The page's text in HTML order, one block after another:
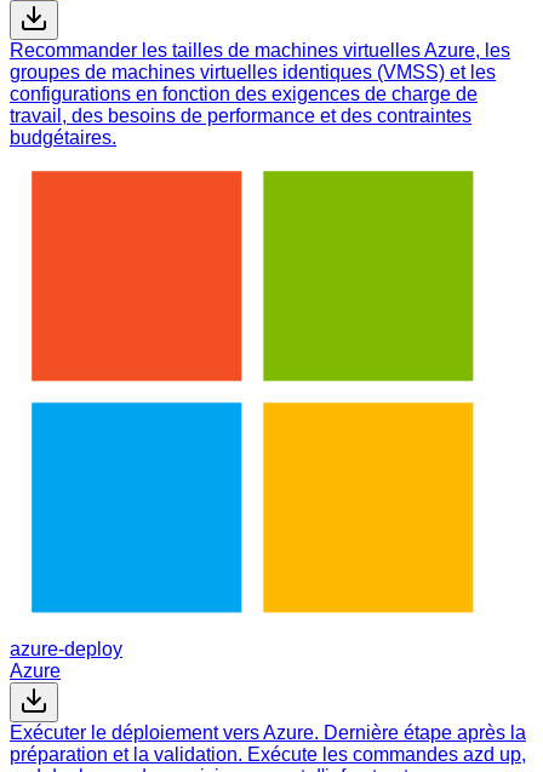
Recommander les tailles de machines virtuelles Azure, les
groupes de machines virtuelles identiques (VMSS) et les
configurations en fonction des exigences de charge de
travail, des besoins de performance et des contraintes
budgétaires.
azure-deploy
Azure
Exécuter le déploiement vers Azure. Dernière étape après la
préparation et la validation. Exécute les commandes azd up,